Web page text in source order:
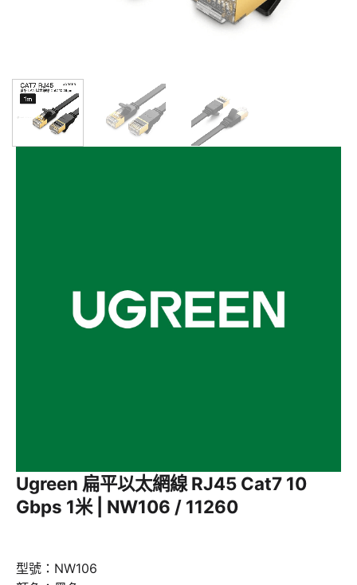
Ugreen 扁平以太網線 RJ45 Cat7 10
Gbps 1米 | NW106 / 11260
型號：NW106